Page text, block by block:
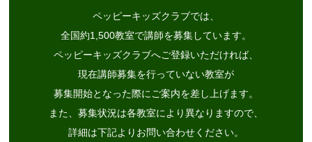
ペッピーキッズクラブでは、
全国約1,500教室で講師を募集しています。
ペッピーキッズクラブへご登録いただければ、
現在講師募集を行っていない教室が
募集開始となった際にご案内を差し上げます。
また、募集状況は各教室により異なりますので、
詳細は下記よりお問い合わせください。